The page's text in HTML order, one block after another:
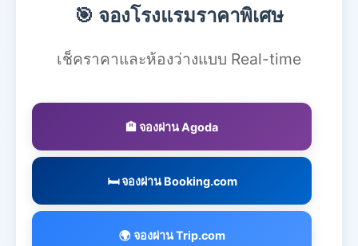
🎯 จองโรงแรมราคาพิเศษ
เช็คราคาและห้องว่างแบบ Real-time
🏨 จองผ่าน Agoda
🛏️ จองผ่าน Booking.com
🌍 จองผ่าน Trip.com